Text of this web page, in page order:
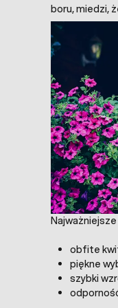
boru, miedzi,
obfite
piękne
szybki